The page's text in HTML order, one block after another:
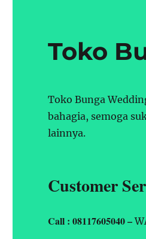
Toko
Toko Bunga
bahagia, semoga
lainnya.
Customer
Call : 08117605040 –